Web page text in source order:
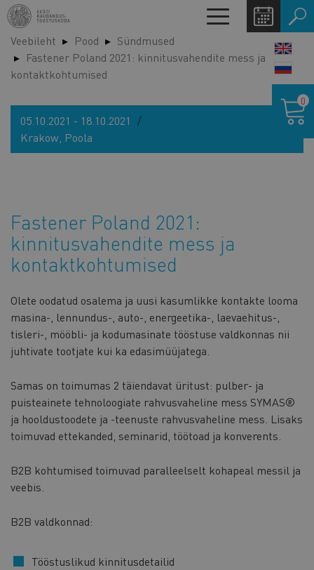
Liigu
edasi
põhisisu
juurde
Toggle
navigation
Veebileht Pood
Sündmused
Fastener Poland 2021: kinnitusvahendite mess ja
kontaktkohtumised
05.10.2021 - 18.10.2021
Krakow, Poola
Fastener Poland 2021:
kinnitusvahendite mess ja
kontaktkohtumised
Olete oodatud osalema ja uusi kasumlikke kontakte looma
masina-, lennundus-, auto-, energeetika-, laevaehitus-,
tisleri-, mööbli- ja kodumasinate tööstuse valdkonnas nii
juhtivate tootjate kui ka edasimüüjatega.
Samas on toimumas 2 täiendavat üritust: pulber- ja
puisteainete tehnoloogiate rahvusvaheline mess SYMAS®
ja hooldustoodete ja -teenuste rahvusvaheline mess. Lisaks
toimuvad ettekanded, seminarid, töötoad ja konverents.
B2B kohtumised toimuvad paralleelselt kohapeal messil ja
veebis.
B2B valdkonnad:
Tööstuslikud kinnitusdetailid
0